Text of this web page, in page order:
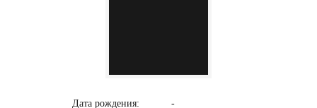
Дата рождения: -